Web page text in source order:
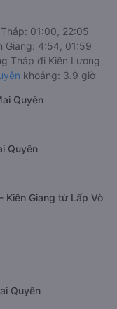
01:00, 22:05
Giang: 4:54, 01:59
Tháp đi Kiên Lương
khoảng: 3.9 giờ
Quyên
Quyên
Kiên Giang từ Lấp Vò
Quyên